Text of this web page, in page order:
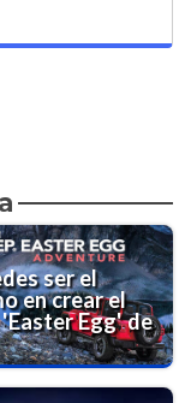
ser el
en crear el
Egg' de